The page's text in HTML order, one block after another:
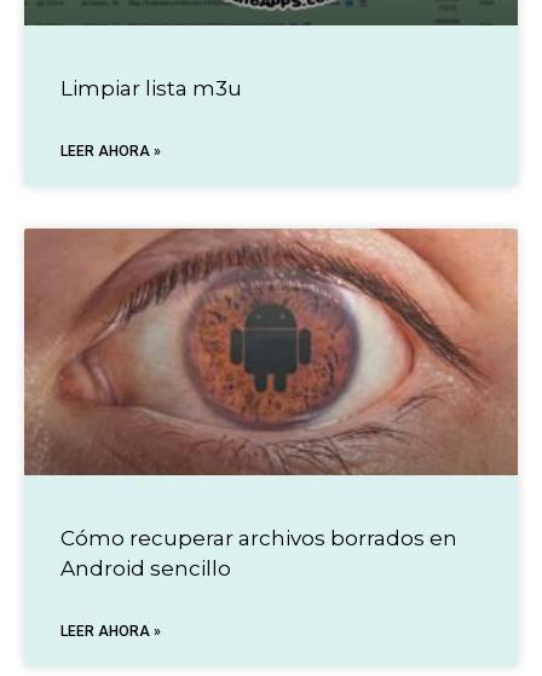
Limpiar lista m3u
LEER AHORA »
Cómo recuperar archivos borrados en
Android sencillo
LEER AHORA »